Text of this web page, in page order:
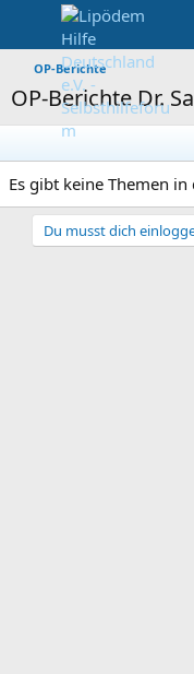
OP-Berichte
OP-Berichte Dr.
Es gibt keine Themen
Du musst dich